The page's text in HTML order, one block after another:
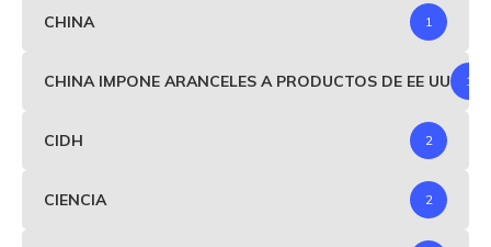
CHINA 1
CHINA IMPONE ARANCELES A PRODUCTOS DE EE UU 1
CIDH 2
CIENCIA 2